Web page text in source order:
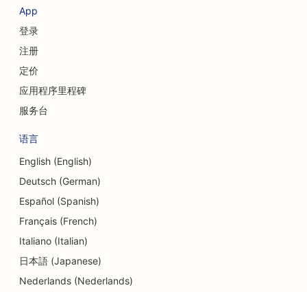
App
登录
注册
定价
应用程序里程碑
服务台
语言
English (English)
Deutsch (German)
Español (Spanish)
Français (French)
Italiano (Italian)
日本語 (Japanese)
Nederlands (Nederlands)